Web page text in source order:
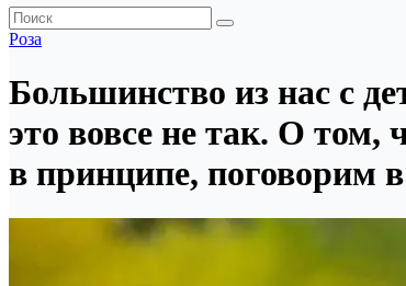
Роза
Большинство из нас с
это вовсе не так. О том,
в принципе, поговорим в